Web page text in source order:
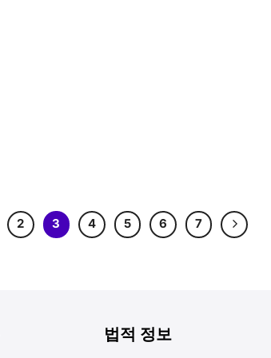
2 3 4 5 6 7
법적 정보